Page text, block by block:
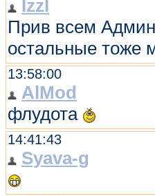
IzzI
Прив всем
остальные тоже
13:58:00
AlMod
флудота
14:41:43
Syava-g